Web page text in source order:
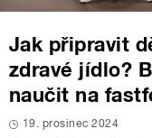
Jak připravit
zdravé jídlo?
naučit na
19. prosinec 2024